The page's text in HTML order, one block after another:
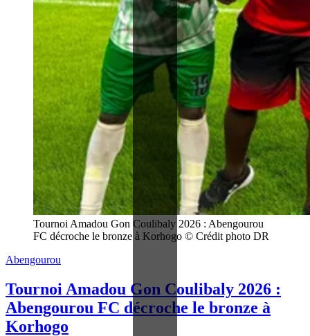
Tournoi Amadou Gon Coulibaly 2026 : Abengourou
FC décroche le bronze à Korhogo © Crédit photo DR
Abengourou
Tournoi Amadou Gon Coulibaly 2026 :
Abengourou FC décroche le bronze à
Korhogo